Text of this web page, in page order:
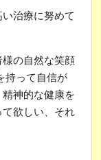
治療に努めて
の自然な笑顔
持って自信が
神的な健康を
欲しい、それ